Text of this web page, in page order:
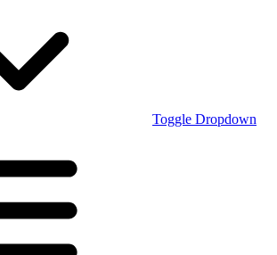
Toggle Dropdown